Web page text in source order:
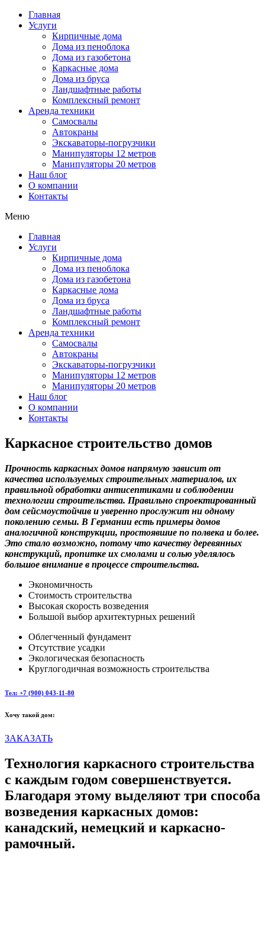
Главная
Услуги
Кирпичные дома
Дома из пеноблока
Дома из газобетона
Каркасные дома
Дома из бруса
Ландшафтные работы
Комплексный ремонт
Аренда техники
Самосвалы
Автокраны
Экскаваторы-погрузчики
Манипуляторы 12 метров
Манипуляторы 20 метров
Наш блог
О компании
Контакты
Меню
Главная
Услуги
Кирпичные дома
Дома из пеноблока
Дома из газобетона
Каркасные дома
Дома из бруса
Ландшафтные работы
Комплексный ремонт
Аренда техники
Самосвалы
Автокраны
Экскаваторы-погрузчики
Манипуляторы 12 метров
Манипуляторы 20 метров
Наш блог
О компании
Контакты
Каркасное строительство домов
Прочность каркасных домов напрямую зависит от
качества используемых строительных материалов, их
правильной обработки антисептиками и соблюдении
технологии строительства. Правильно спроектированный
дом сейсмоустойчив и уверенно прослужит ни одному
поколению семьи. В Германии есть примеры домов
аналогичной конструкции, простоявшие по полвека и более.
Это стало возможно, потому что качеству деревянных
конструкций, пропитке их смолами и солью уделялось
большое внимание в процессе строительства.
Экономичность
Стоимость строительства
Высокая скорость возведения
Большой выбор архитектурных решений
Облегченный фундамент
Отсутствие усадки
Экологическая безопасность
Круглогодичная возможность строительства
Тел: +7 (900) 043-11-80
Хочу такой дом:
ЗАКАЗАТЬ
Технология каркасного строительства
с каждым годом совершенствуется.
Благодаря этому выделяют три способа
возведения каркасных домов:
канадский, немецкий и каркасно-
рамочный.